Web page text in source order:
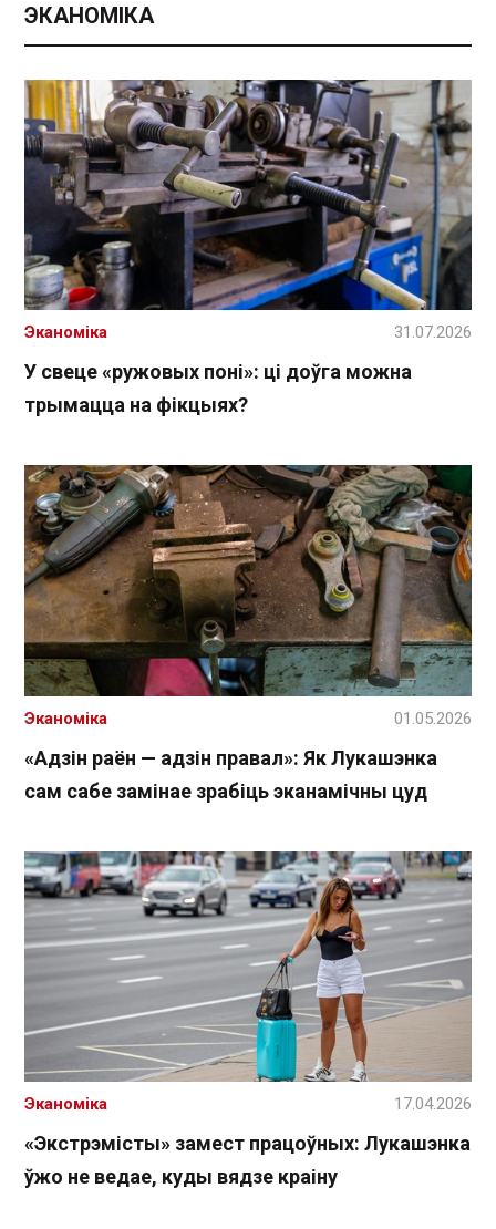
ЭКАНОМІКА
У свеце «ружовых поні»: ці доўга можна
трымацца на фікцыях?
Эканоміка 31.07.2026
«Адзін раён — адзін правал»: Як Лукашэнка
сам сабе замінае зрабіць эканамічны цуд
Эканоміка 01.05.2026
«Экстрэмісты» замест працоўных: Лукашэнка
ўжо не ведае, куды вядзе краіну
Эканоміка 17.04.2026